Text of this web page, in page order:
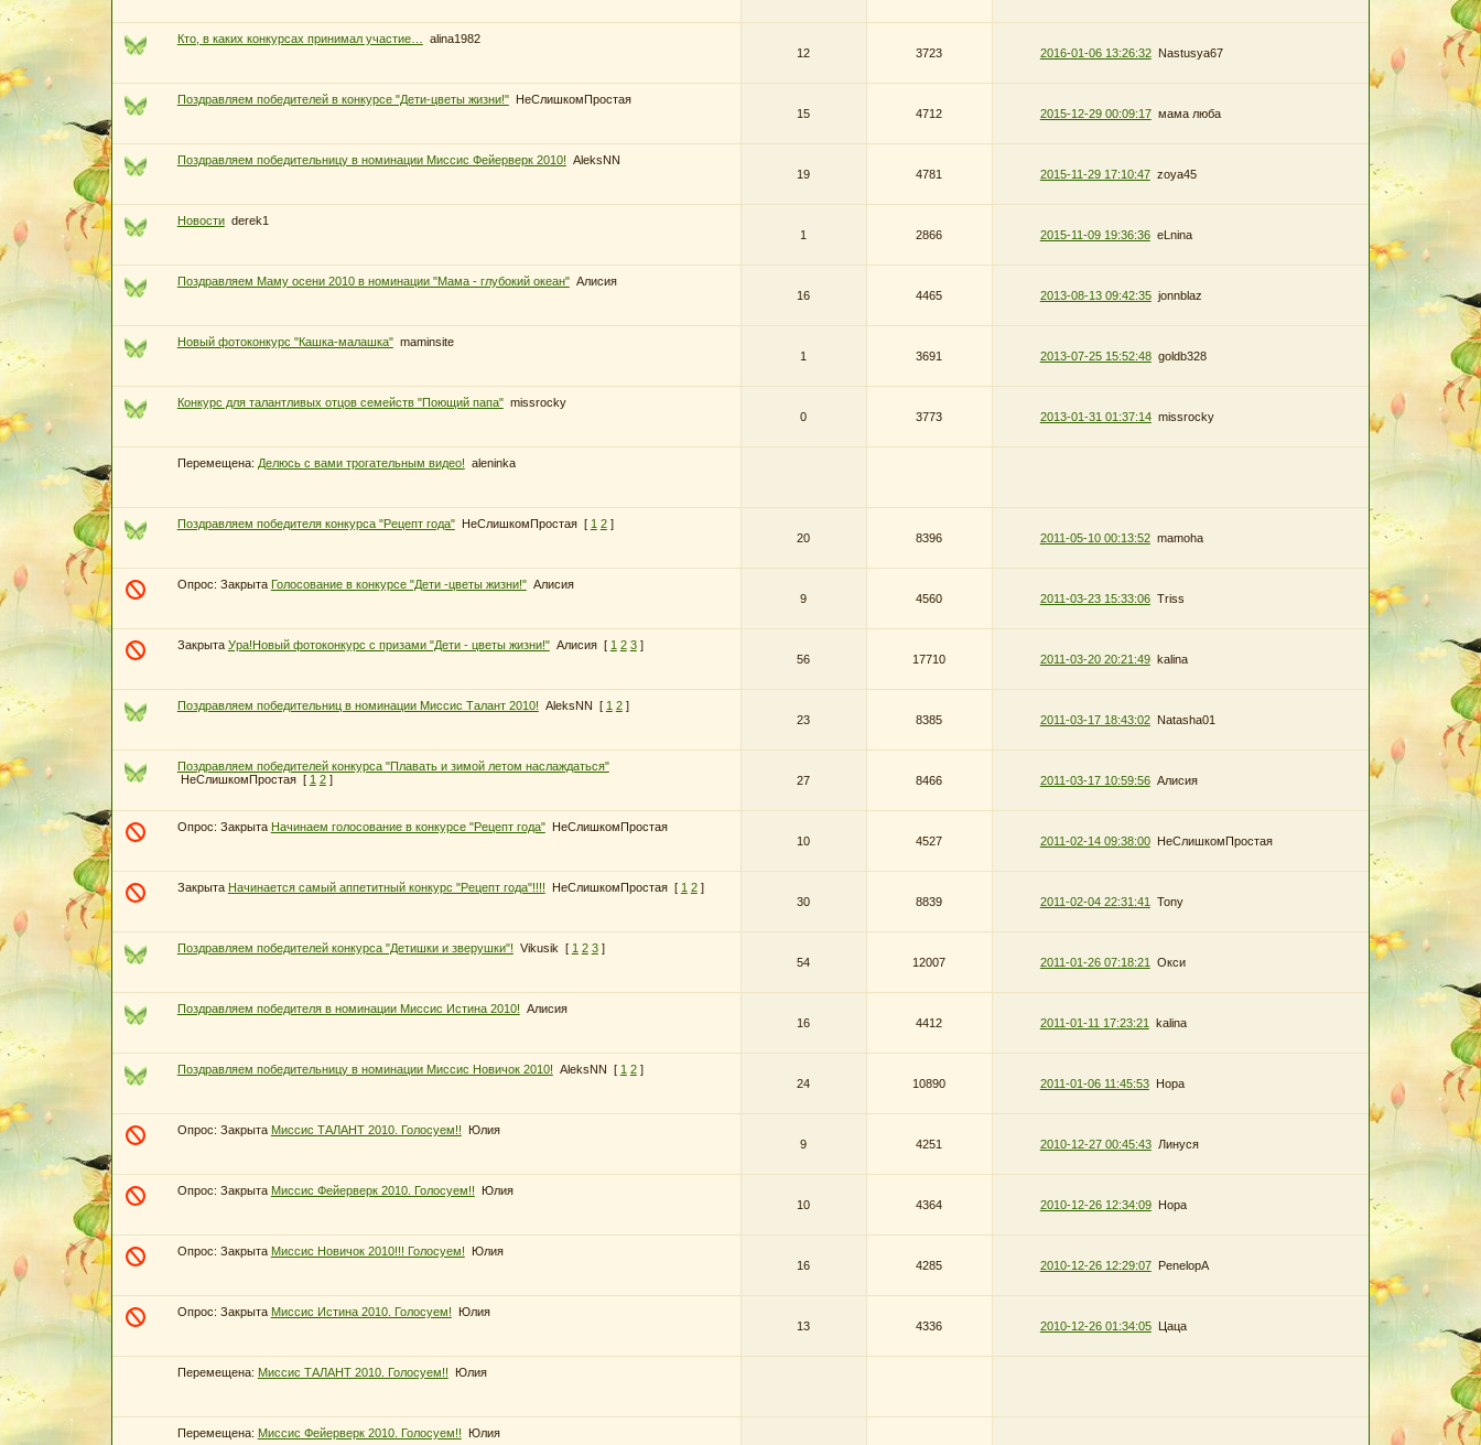
Кто, в каких конкурсах принимал участие…
alina1982
12
3723 2016-01-06 13:26:32 Nastusya67
Поздравляем победителей в конкурсе "Дети-цветы жизни!"
НеСлишкомПростая
15
4712 2015-12-29 00:09:17 мама люба
Поздравляем победительницу в номинации Миссис Фейерверк 2010! AleksNN
19
4781 2015-11-29 17:10:47 zoya45
Новости derek1
1
2866 2015-11-09 19:36:36 eLnina
Поздравляем Маму осени 2010 в номинации "Мама - глубокий океан" Алисия
16
4465 2013-08-13 09:42:35 jonnblaz
Новый фотоконкурс "Кашка-малашка" maminsite
1
3691 2013-07-25 15:52:48 goldb328
Конкурс для талантливых отцов семейств "Поющий папа" missrocky
0
3773 2013-01-31 01:37:14 missrocky
Перемещена: Делюсь с вами трогательным видео! aleninka
Поздравляем победителя конкурса "Рецепт года" НеСлишкомПростая [ 1 2 ]
20
8396 2011-05-10 00:13:52 mamoha
Опрос: Закрыта Голосование в конкурсе "Дети -цветы жизни!" Алисия
9
4560 2011-03-23 15:33:06 Triss
Закрыта Ура!Новый фотоконкурс с призами "Дети - цветы жизни!" Алисия [ 1 2 3 ]
56
17710 2011-03-20 20:21:49 kalina
Поздравляем победительниц в номинации Миссис Талант 2010! AleksNN [ 1 2 ]
23
8385 2011-03-17 18:43:02 Natasha01
Поздравляем победителей конкурса "Плавать и зимой летом наслаждаться"
НеСлишкомПростая [ 1 2 ] 27 8466 2011-03-17 10:59:56 Алисия
Опрос: Закрыта Начинаем голосование в конкурсе "Рецепт года"
НеСлишкомПростая
10
4527 2011-02-14 09:38:00 НеСлишкомПростая
Закрыта Начинается самый аппетитный конкурс "Рецепт года"!!!! НеСлишкомПростая [ 1 2 ]
30
8839 2011-02-04 22:31:41 Tony
Поздравляем победителей конкурса "Детишки и зверушки"! Vikusik [ 1 2 3 ]
54
12007 2011-01-26 07:18:21 Окси
Поздравляем победителя в номинации Миссис Истина 2010! Алисия
16
4412 2011-01-11 17:23:21 kalina
Поздравляем победительницу в номинации Миссис Новичок 2010! AleksNN [ 1 2 ]
24
10890 2011-01-06 11:45:53 Нора
Опрос: Закрыта Миссис ТАЛАНТ 2010. Голосуем!!
Юлия
9
4251 2010-12-27 00:45:43 Линуся
Опрос: Закрыта Миссис Фейерверк 2010. Голосуем!!
Юлия
10
4364 2010-12-26 12:34:09 Нора
Опрос: Закрыта Миссис Новичок 2010!!! Голосуем!
Юлия
16
4285 2010-12-26 12:29:07 PenelopA
Опрос: Закрыта Миссис Истина 2010. Голосуем!
Юлия
13
4336 2010-12-26 01:34:05 Цаца
Перемещена: Миссис ТАЛАНТ 2010. Голосуем!! Юлия
Перемещена: Миссис Фейерверк 2010. Голосуем!! Юлия